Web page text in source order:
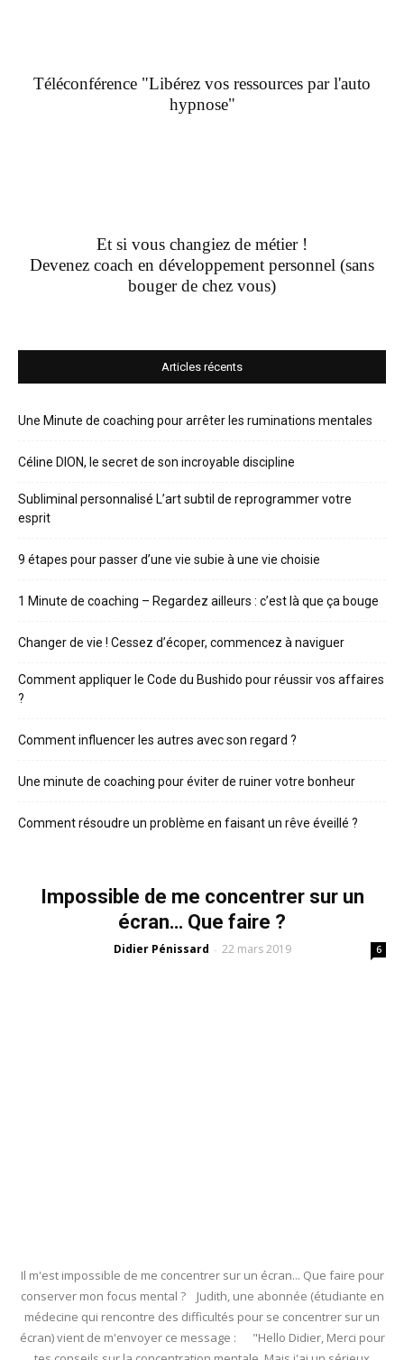
Téléconférence "Libérez vos ressources par l'auto
hypnose"
Et si vous changiez de métier !
Devenez coach en développement personnel (sans
bouger de chez vous)
Articles récents
Une Minute de coaching pour arrêter les ruminations mentales
Céline DION, le secret de son incroyable discipline
Subliminal personnalisé L’art subtil de reprogrammer votre
esprit
9 étapes pour passer d’une vie subie à une vie choisie
1 Minute de coaching – Regardez ailleurs : c’est là que ça bouge
Changer de vie ! Cessez d’écoper, commencez à naviguer
Comment appliquer le Code du Bushido pour réussir vos affaires
?
Comment influencer les autres avec son regard ?
Une minute de coaching pour éviter de ruiner votre bonheur
Comment résoudre un problème en faisant un rêve éveillé ?
Impossible de me concentrer sur un
écran… Que faire ?
Didier Pénissard - 22 mars 2019 6
Il m'est impossible de me concentrer sur un écran... Que faire pour
conserver mon focus mental ? Judith, une abonnée (étudiante en
médecine qui rencontre des difficultés pour se concentrer sur un
écran) vient de m'envoyer ce message : "Hello Didier, Merci pour